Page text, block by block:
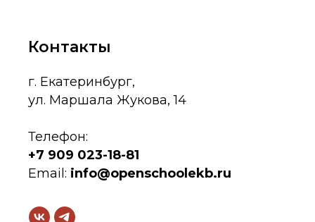
Контакты
г. Екатеринбург,
ул. Маршала Жукова, 14
Телефон:
+7 909 023-18-81
Email: info@openschoolekb.ru